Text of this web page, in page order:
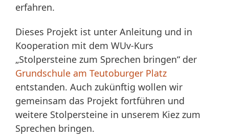
erfahren.
Dieses Projekt ist unter Anleitung und in
Kooperation mit dem WUv-Kurs
„Stolpersteine zum Sprechen bringen“ der
Grundschule am Teutoburger Platz
entstanden. Auch zukünftig wollen wir
gemeinsam das Projekt fortführen und
weitere Stolpersteine in unserem Kiez zum
Sprechen bringen.